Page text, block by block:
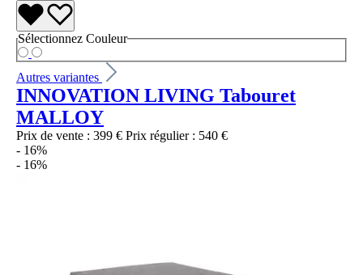
Sélectionnez Couleur
Autres variantes
INNOVATION LIVING Tabouret
MALLOY
Prix de vente : 399 € Prix régulier : 540 €
- 16%
- 16%